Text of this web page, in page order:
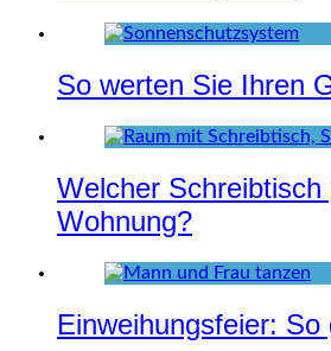
So werten Sie Ihren
Welcher
Wohnung?
Einweihungsfeier: So